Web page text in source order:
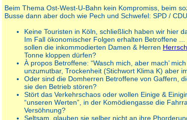
Beim Thema Ost-West-U-Bahn kein Kompromiss, beim
Busse dann aber doch wie Pech und Schwefel: SPD /
Keine Touristen in Köln, schließlich haben wir hier
Im Fall ökonomischer Folgen erhalten Betroffene ...
sollen die inkommodierten Damen & Herren
Tonne kloppen dürfen?
À propos Betroffene: “Wasch mich, aber mach’
unzumutbar, Trockenheit (Stichwort Klima K) aber
Oder sind die Domherren Betroffene von Gaffern,
sie den Betrieb stören?
Stört das Verkehrschaos oder wollen Einige &
“unseren Werten”, in der Komödiengasse die
Versöhnung?
Seltsam, glauben sie selber nicht an ihre